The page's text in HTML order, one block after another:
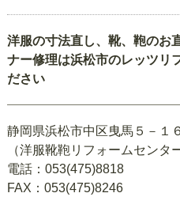
洋服の寸法直し、靴、鞄のお
ナー修理は浜松市のレッツリ
ださい
静岡県浜松市中区曳馬５－１
（洋服靴鞄リフォームセンタ
電話：053(475)8818
FAX：053(475)8246